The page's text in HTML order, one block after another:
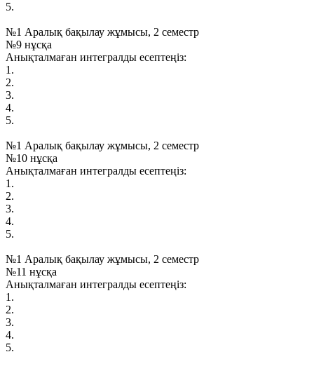
5.
№1 Аралық бақылау жұмысы, 2 семестр
№9 нұсқа
Анықталмаған интегралды есептеңіз:
1.
2.
3.
4.
5.
№1 Аралық бақылау жұмысы, 2 семестр
№10 нұсқа
Анықталмаған интегралды есептеңіз:
1.
2.
3.
4.
5.
№1 Аралық бақылау жұмысы, 2 семестр
№11 нұсқа
Анықталмаған интегралды есептеңіз:
1.
2.
3.
4.
5.